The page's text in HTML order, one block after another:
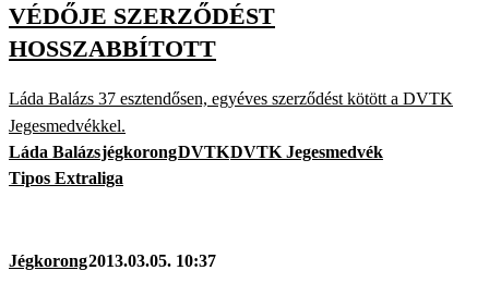
VÉDŐJE SZERZŐDÉST
HOSSZABBÍTOTT
Láda Balázs 37 esztendősen, egyéves szerződést kötött a DVTK
Jegesmedvékkel.
Láda BalázsjégkorongDVTKDVTK Jegesmedvék
Tipos Extraliga
Jégkorong2013.03.05. 10:37